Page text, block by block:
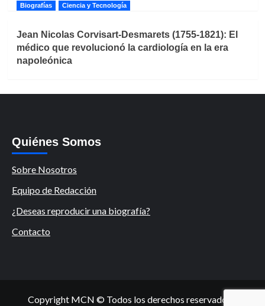
Biografías Ciencia y Tecnología
Jean Nicolas Corvisart-Desmarets (1755-1821): El
médico que revolucionó la cardiología en la era
napoleónica
Quiénes Somos
Sobre Nosotros
Equipo de Redacción
¿Deseas reproducir una biografía?
Contacto
Copyright MCN © Todos los derechos reservados.